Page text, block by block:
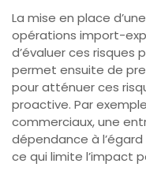
La mise en place
opérations import-
d’évaluer ces risques
permet ensuite de
pour atténuer ces
proactive. Par
commerciaux, une
dépendance à l’égard
ce qui limite l’impact